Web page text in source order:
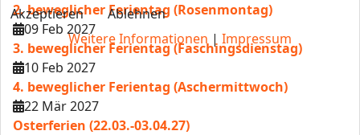
2. beweglicher Ferientag (Rosenmontag)
09 Feb 2027
3. beweglicher Ferientag (Faschingsdienstag)
10 Feb 2027
4. beweglicher Ferientag (Aschermittwoch)
22 Mär 2027
Osterferien (22.03.-03.04.27)
Akzeptieren
Ablehnen
Weitere Informationen | Impressum